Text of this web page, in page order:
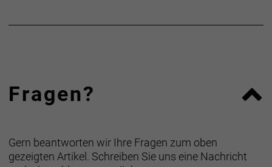
Fragen?
Gern beantworten wir Ihre Fragen zum oben
gezeigten Artikel. Schreiben Sie uns eine Nachricht